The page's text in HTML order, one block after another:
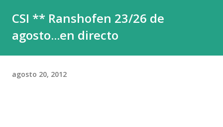
CSI ** Ranshofen 23/26 de
agosto...en directo
agosto 20, 2012